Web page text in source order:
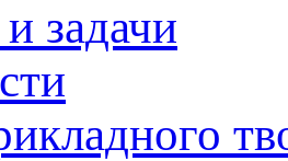
задачи